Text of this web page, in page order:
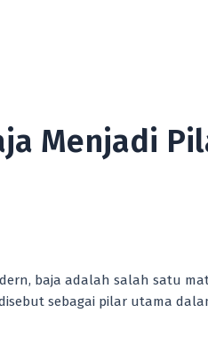
Menjadi
baja adalah salah satu
sebagai pilar utama